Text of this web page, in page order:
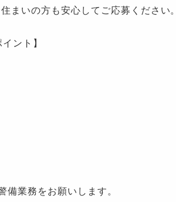
まいの方も安心してご応募ください。
ント】
備業務をお願いします。